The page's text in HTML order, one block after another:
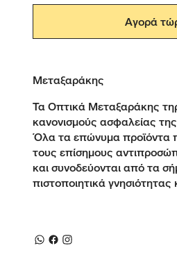
Αγορά
Μεταξαράκης
Τα Οπτικά Μεταξαράκης
κανονισμούς ασφαλείας
Όλα τα επώνυμα προϊόντα
τους επίσημους
και συνοδεύονται από τα
πιστοποιητικά